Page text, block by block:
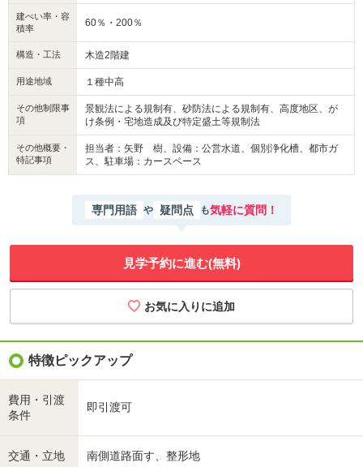
建ぺい率・容
積率
60％・200％
構造・工法 木造2階建
用途地域 １種中高
その他制限事
項
景観法による規制有、砂防法による規制有、高度地区、が
け条例・宅地造成及び特定盛土等規制法
その他概要・
特記事項
担当者：矢野 樹、設備：公営水道、個別浄化槽、都市ガ
ス、駐車場：カースペース
専門用語 や 疑問点 も気軽に質問！
見学予約に進む(無料)
特徴ピックアップ
費用・引渡
条件
即引渡可
交通・立地 南側道路面す、整形地